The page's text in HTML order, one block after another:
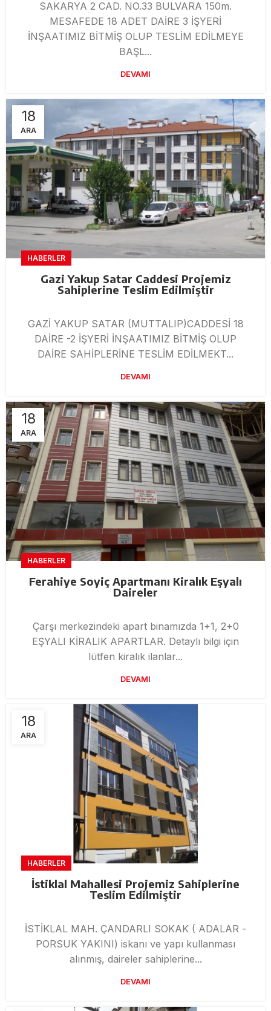
SAKARYA 2 CAD. NO.33 BULVARA 150m.
MESAFEDE 18 ADET DAİRE 3 İŞYERİ
İNŞAATIMIZ BİTMİŞ OLUP TESLİM EDİLMEYE
BAŞL...
DEVAMI
18
ARA
HABERLER
Gazi Yakup Satar Caddesi Projemiz
Sahiplerine Teslim Edilmiştir
GAZİ YAKUP SATAR (MUTTALIP)CADDESİ 18
DAİRE -2 İŞYERİ İNŞAATIMIZ BİTMİŞ OLUP
DAİRE SAHİPLERİNE TESLİM EDİLMEKT...
DEVAMI
18
ARA
HABERLER
Ferahiye Soyiç Apartmanı Kiralık Eşyalı
Daireler
Çarşı merkezindeki apart binamızda 1+1, 2+0
EŞYALI KİRALIK APARTLAR. Detaylı bilgi için
lütfen kiralık ilanlar...
DEVAMI
18
ARA
HABERLER
İstiklal Mahallesi Projemiz Sahiplerine
Teslim Edilmiştir
İSTİKLAL MAH. ÇANDARLI SOKAK ( ADALAR -
PORSUK YAKINI) iskanı ve yapı kullanması
alınmış, daireler sahiplerine...
DEVAMI